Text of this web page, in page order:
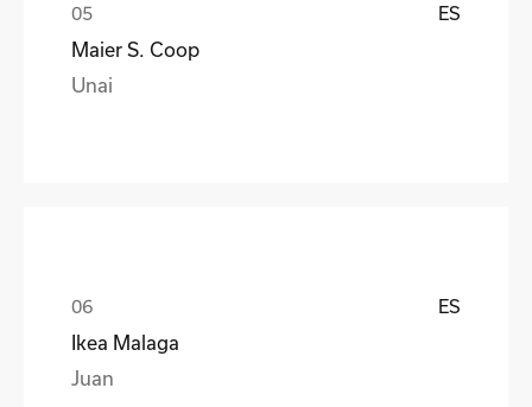
ES
Maier S. Coop
Unai
ES
Ikea Malaga
Juan